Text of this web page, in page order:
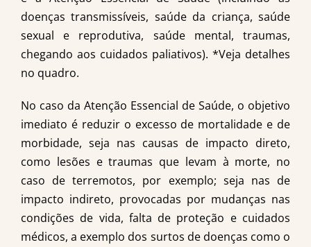
doenças transmissíveis, saúde da criança, saúde
sexual e reprodutiva, saúde mental, traumas,
chegando aos cuidados paliativos). *Veja detalhes
no quadro.
No caso da Atenção Essencial de Saúde, o objetivo
imediato é reduzir o excesso de mortalidade e de
morbidade, seja nas causas de impacto direto,
como lesões e traumas que levam à morte, no
caso de terremotos, por exemplo; seja nas de
impacto indireto, provocadas por mudanças nas
condições de vida, falta de proteção e cuidados
médicos, a exemplo dos surtos de doenças como o